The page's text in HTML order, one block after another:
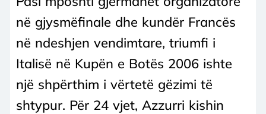
në gjysmëfinale dhe kundër Francës
në ndeshjen vendimtare, triumfi i
Italisë në Kupën e Botës 2006 ishte
një shpërthim i vërtetë gëzimi të
shtypur. Për 24 vjet, Azzurri kishin